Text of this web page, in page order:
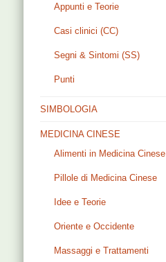
Appunti e Teorie
Casi clinici (CC)
Segni & Sintomi (SS)
Punti
SIMBOLOGIA
MEDICINA CINESE
Alimenti in Medicina Cinese
Pillole di Medicina Cinese
Idee e Teorie
Oriente e Occidente
Massaggi e Trattamenti